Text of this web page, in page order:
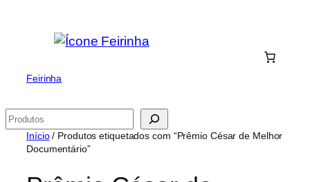
Feirinha
Pesquisar
Início/ Produtos etiquetados com “Prêmio César de Melhor
Documentário”